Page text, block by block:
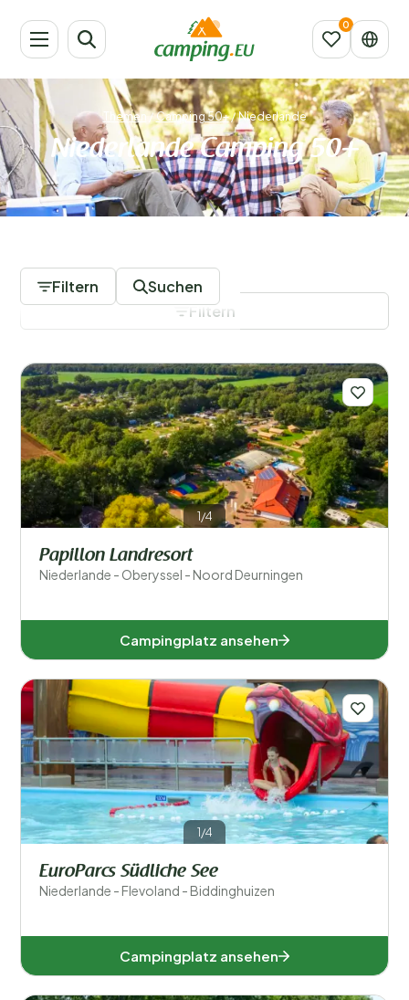
Themen /Camping 50+/Niederlande
Niederlande Camping 50+
Filtern Suchen
Regionen
Drente (4)
Flevoland (2)
Geldern (5)
Limburg (4)
Filter speichern
Filtern
1/4
Papillon Landresort
Niederlande - Oberyssel - Noord Deurningen
Campingplatz ansehen
1/4
EuroParcs Südliche See
Niederlande - Flevoland - Biddinghuizen
Campingplatz ansehen